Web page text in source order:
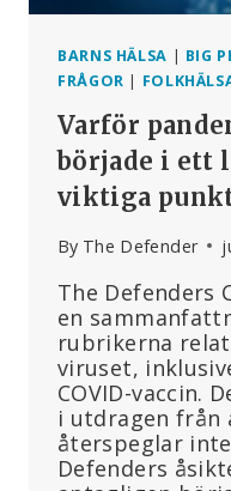
BARNS HÄLSA | BIG
FRÅGOR |
Varför
började i ett
viktiga
By The Defender
The Defenders
en
rubrikerna
viruset,
COVID-vaccin.
i utdragen från
återspeglar
Defenders